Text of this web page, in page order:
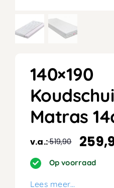
140×190
Matras
v.a.:519,90
Oorspronkelijke
prijs
was:
519,90.
Huidige
prijs
is:
259,95.
Op voorraad
Lees meer…